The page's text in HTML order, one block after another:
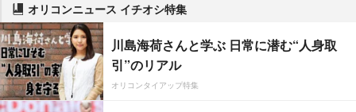
オリコンニュース イチオシ特集
川島海荷さんと学ぶ 日常に潜む“人身取
引”のリアル
オリコンタイアップ特集